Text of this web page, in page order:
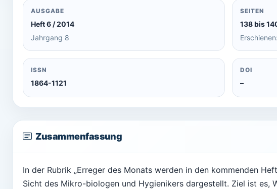
AUSGABE
Heft 6 / 2014
Jahrgang 8
SEITEN
138 bis
ISSN
1864-1121
DOI
–
Zusammenfassung
In der Rubrik „Erreger des Monats werden in den kommenden
Sicht des Mikro-biologen und Hygienikers dargestellt. Ziel ist es,